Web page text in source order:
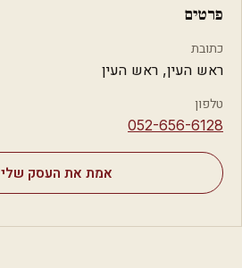
פרטים
כתובת
ראש העין, ראש העין
טלפון
⁦052-656-6128⁩
אמת את העסק שלי